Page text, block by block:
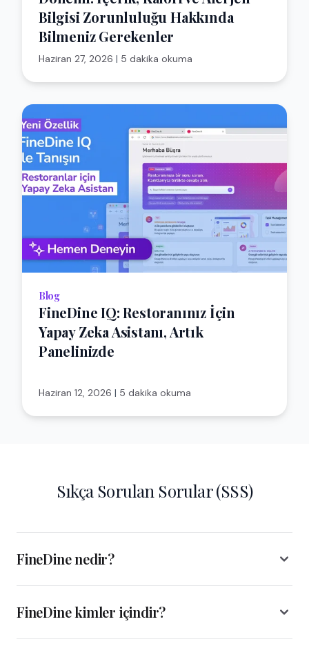
Bilgisi Zorunluluğu Hakkında
Bilmeniz Gerekenler
Haziran 27, 2026 | 5 dakika okuma
Blog
FineDine IQ: Restoranınız İçin
Yapay Zeka Asistanı, Artık
Panelinizde
Haziran 12, 2026 | 5 dakika okuma
Sıkça Sorulan Sorular (SSS)
FineDine nedir?
FineDine kimler içindir?